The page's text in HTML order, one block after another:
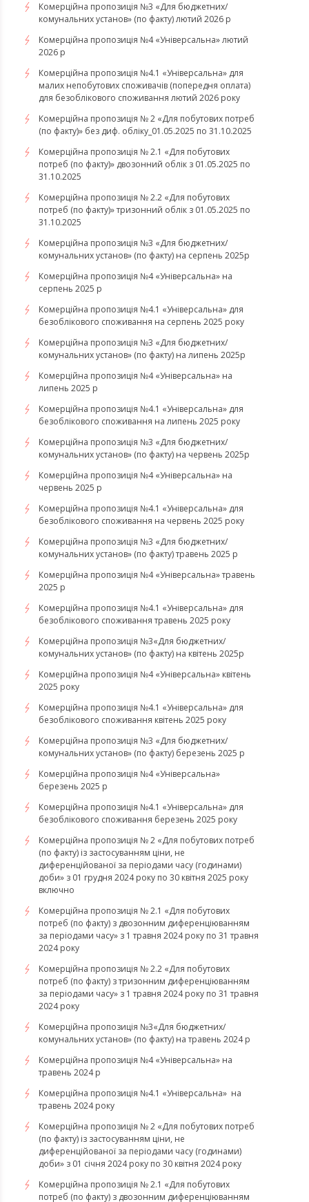
Комерційна пропозиція №3 «Для бюджетних/
комунальних установ» (по факту) лютий 2026 р
Комерційна пропозиція №4 «Універсальна» лютий
2026 р
Комерційна пропозиція №4.1 «Універсальна» для
малих непобутових споживачів (попередня оплата)
для безоблікового споживання лютий 2026 року
Комерційна пропозиція № 2 «Для побутових потреб
(по факту)» без диф. обліку_01.05.2025 по 31.10.2025
Комерційна пропозиція № 2.1 «Для побутових
потреб (по факту)» двозонний облік з 01.05.2025 по
31.10.2025
Комерційна пропозиція № 2.2 «Для побутових
потреб (по факту)» тризонний облік з 01.05.2025 по
31.10.2025
Комерційна пропозиція №3 «Для бюджетних/
комунальних установ» (по факту) на серпень 2025р
Комерційна пропозиція №4 «Універсальна» на
серпень 2025 р
Комерційна пропозиція №4.1 «Універсальна» для
безоблікового споживання на серпень 2025 року
Комерційна пропозиція №3 «Для бюджетних/
комунальних установ» (по факту) на липень 2025р
Комерційна пропозиція №4 «Універсальна» на
липень 2025 р
Комерційна пропозиція №4.1 «Універсальна» для
безоблікового споживання на липень 2025 року
Комерційна пропозиція №3 «Для бюджетних/
комунальних установ» (по факту) на червень 2025р
Комерційна пропозиція №4 «Універсальна» на
червень 2025 р
Комерційна пропозиція №4.1 «Універсальна» для
безоблікового споживання на червень 2025 року
Комерційна пропозиція №3 «Для бюджетних/
комунальних установ» (по факту) травень 2025 р
Комерційна пропозиція №4 «Універсальна» травень
2025 р
Комерційна пропозиція №4.1 «Універсальна» для
безоблікового споживання травень 2025 року
Комерційна пропозиція №3«Для бюджетних/
комунальних установ» (по факту) на квітень 2025р
Комерційна пропозиція №4 «Універсальна» квітень
2025 року
Комерційна пропозиція №4.1 «Універсальна» для
безоблікового споживання квітень 2025 року
Комерційна пропозиція №3 «Для бюджетних/
комунальних установ» (по факту) березень 2025 р
Комерційна пропозиція №4 «Універсальна»
березень 2025 р
Комерційна пропозиція №4.1 «Універсальна» для
безоблікового споживання березень 2025 року
Комерційна пропозиція № 2 «Для побутових потреб
(по факту) із застосуванням ціни, не
диференційованої за періодами часу (годинами)
доби» з 01 грудня 2024 року по 30 квітня 2025 року
включно
Комерційна пропозиція № 2.1 «Для побутових
потреб (по факту) з двозонним диференціюванням
за періодами часу» з 1 травня 2024 року по 31 травня
2024 року
Комерційна пропозиція № 2.2 «Для побутових
потреб (по факту) з тризонним диференціюванням
за періодами часу» з 1 травня 2024 року по 31 травня
2024 року
Комерційна пропозиція №3«Для бюджетних/
комунальних установ» (по факту) на травень 2024 р
Комерційна пропозиція №4 «Універсальна» на
травень 2024 р
Комерційна пропозиція №4.1 «Універсальна» на
травень 2024 року
Комерційна пропозиція № 2 «Для побутових потреб
(по факту) із застосуванням ціни, не
диференційованої за періодами часу (годинами)
доби» з 01 січня 2024 року по 30 квітня 2024 року
Комерційна пропозиція № 2.1 «Для побутових
потреб (по факту) з двозонним диференціюванням